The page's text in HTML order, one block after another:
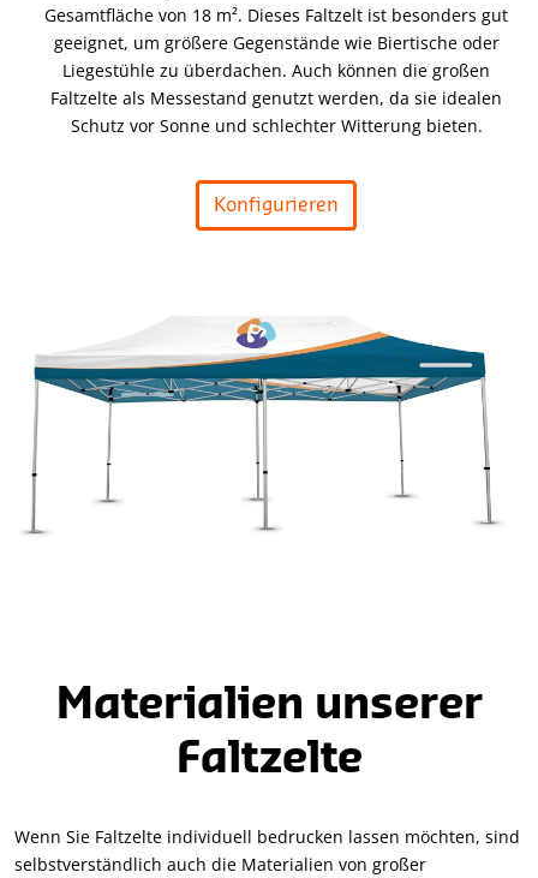
Gesamtfläche von 18 m². Dieses Faltzelt ist besonders gut
geeignet, um größere Gegenstände wie Biertische oder
Liegestühle zu überdachen. Auch können die großen
Faltzelte als Messestand genutzt werden, da sie idealen
Schutz vor Sonne und schlechter Witterung bieten.
Konfigurieren
Materialien unserer
Faltzelte
Wenn Sie Faltzelte individuell bedrucken lassen möchten, sind
selbstverständlich auch die Materialien von großer